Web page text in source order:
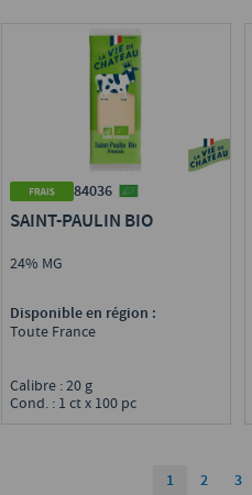
84036
SAINT-PAULIN BIO
24% MG
Disponible en région :
Toute France
Calibre : 20 g
Cond. : 1 ct x 100 pc
1 2 3